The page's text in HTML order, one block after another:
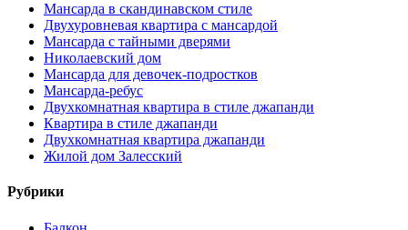
Мансарда в скандинавском стиле
Двухуровневая квартира с мансардой
Мансарда с тайными дверями
Николаевский дом
Мансарда для девочек-подростков
Мансарда-ребус
Двухкомнатная квартира в стиле джапанди
Квартира в стиле джапанди
Двухкомнатная квартира джапанди
Жилой дом Залесский
Рубрики